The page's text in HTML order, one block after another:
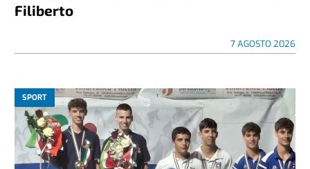
Filiberto
7 AGOSTO 2026
SPORT